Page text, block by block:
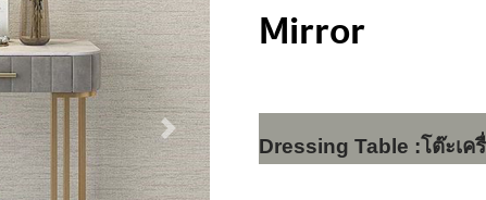
Mirror
Dressing Table :โต๊ะเ